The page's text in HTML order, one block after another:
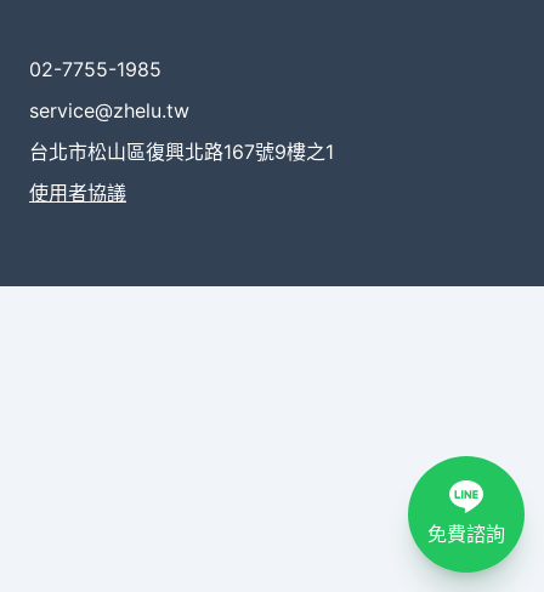
02-7755-1985
service@zhelu.tw
台北市松山區復興北路167號9樓之1
使用者協議
免費諮詢